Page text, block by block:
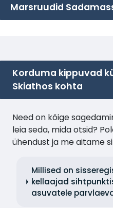
Marsruudid
Korduma kippuvad
Skiathos kohta
Need on kõige
leia seda, mida otsid?
ühendust ja me aitame
Millised on
kellaajad
asuvatele